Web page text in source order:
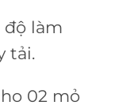
độ làm
tải.
02 mỏ